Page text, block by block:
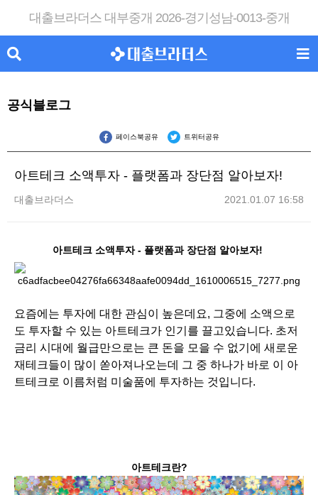
대출브라더스 대부중개 2026-경기성남-0013-중개
공식블로그
페이스북공유 트위터공유
아트테크 소액투자 - 플랫폼과 장단점 알아보자!
대출브라더스 2021.01.07 16:58
아트테크 소액투자 - 플랫폼과 장단점 알아보자!
요즘에는 투자에 대한 관심이 높은데요, 그중에 소액으로
도 투자할 수 있는 아트테크가 인기를 끌고있습니다. 초저
금리 시대에 월급만으로는 큰 돈을 모을 수 없기에 새로운
재테크들이 많이 쏟아져나오는데 그 중 하나가 바로 이 아
트테크로 이름처럼 미술품에 투자하는 것입니다.
아트테크란?